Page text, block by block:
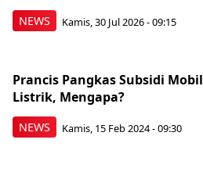
NEWS Kamis, 30 Jul 2026 - 09:15
NEWS
Prancis Pangkas Subsidi Mobil
Listrik, Mengapa?
Kamis, 15 Feb 2024 - 09:30